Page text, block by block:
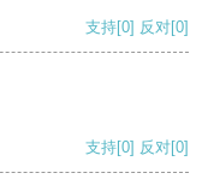
支持[0] 反对[0]
支持[0] 反对[0]